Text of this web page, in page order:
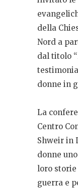
della
Nord a
dal titolo
donne in
La
Centro
Shweir in
donne
loro storie
guerra e